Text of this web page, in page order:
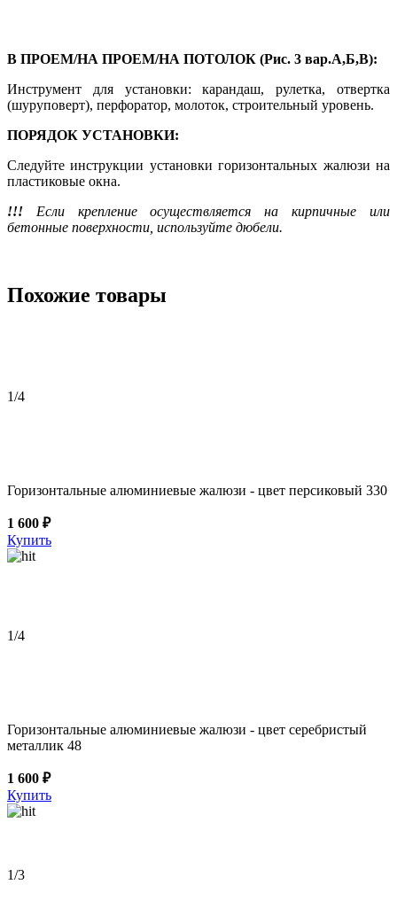
В ПРОЕМ/НА ПРОЕМ/НА ПОТОЛОК (Рис. 3 вар.А,Б,В):
Инструмент для установки: карандаш, рулетка, отвертка
(шуруповерт), перфоратор, молоток, строительный уровень.
ПОРЯДОК УСТАНОВКИ:
Следуйте инструкции установки горизонтальных жалюзи на
пластиковые окна.
!!! Если крепление осуществляется на кирпичные или
бетонные поверхности, используйте дюбели.
Похожие товары
1/4
Горизонтальные алюминиевые жалюзи - цвет персиковый 330
1 600 ₽
Купить
1/4
Горизонтальные алюминиевые жалюзи - цвет серебристый
металлик 48
1 600 ₽
Купить
1/3